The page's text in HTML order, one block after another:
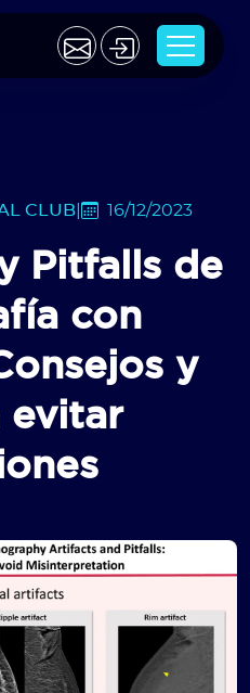
CLUB 16/12/2023
Pitfalls de
con
y
evitar